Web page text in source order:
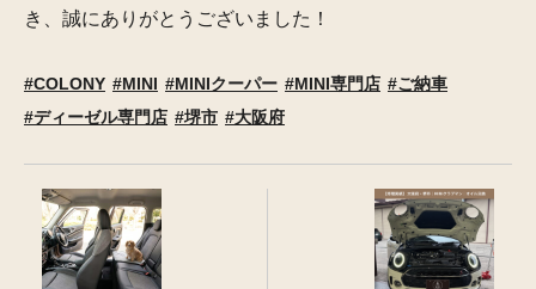
き、誠にありがとうございました！
COLONY MINI MINIクーパー MINI専門店
ご納車
ディーゼル専門店
堺市 大阪府